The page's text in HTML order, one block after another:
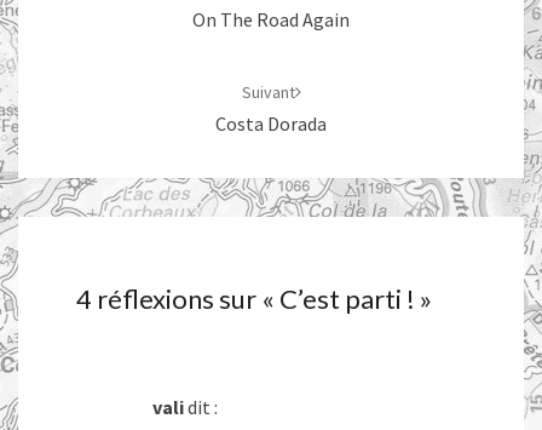
On The Road Again
Suivant
Costa Dorada
4 réflexions sur « C’est parti ! »
validit :